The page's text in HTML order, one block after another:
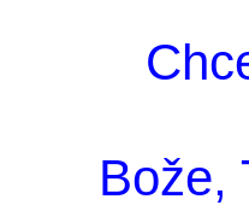
Bože,